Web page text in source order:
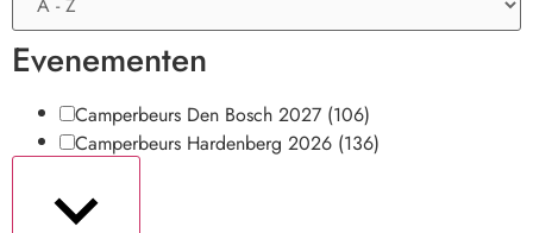
Evenementen
Camperbeurs Den Bosch 2027 (106)
Camperbeurs Hardenberg 2026 (136)